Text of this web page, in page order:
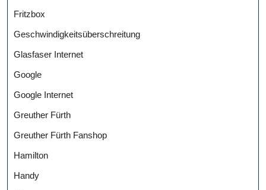
Fritzbox
Geschwindigkeitsüberschreitung
Glasfaser Internet
Google
Google Internet
Greuther Fürth
Greuther Fürth Fanshop
Hamilton
Handy